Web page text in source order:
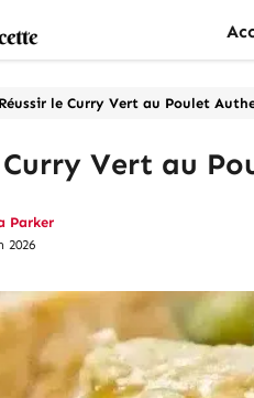
Réussir le Curry Vert au Poulet
Curry Vert au
Parker
2026